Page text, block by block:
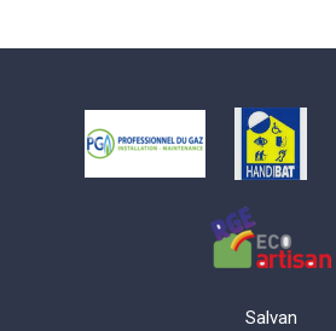
Salvan